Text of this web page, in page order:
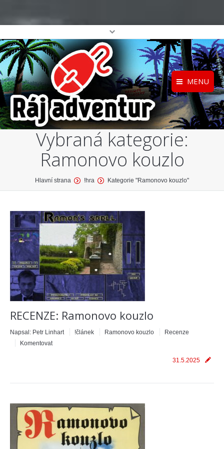
MENU
Registrace
Přihlášení
Profil
Home
O projektu
Katalog her
Vybraná kategorie:
Ramonovo kouzlo
You are here:Hlavní strana !hra Kategorie "Ramonovo kouzlo"
RECENZE: Ramonovo kouzlo
Napsal: Petr Linhart !článek Ramonovo kouzlo
Recenze
Komentovat
31.5.2025